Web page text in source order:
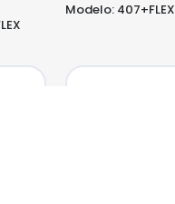
Modelo: 407+FLEX